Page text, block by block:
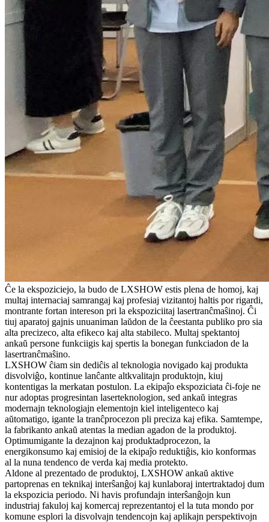
Ĉe la ekspoziciejo, la budo de LXSHOW estis plena de homoj, kaj
multaj internaciaj samrangaj kaj profesiaj vizitantoj haltis por rigardi,
montrante fortan intereson pri la ekspoziciitaj lasertranĉmaŝinoj. Ĉi
tiuj aparatoj gajnis unuaniman laŭdon de la ĉeestanta publiko pro sia
alta precizeco, alta efikeco kaj alta stabileco. Multaj spektantoj
ankaŭ persone funkciigis kaj spertis la bonegan funkciadon de la
lasertranĉmaŝino.
LXSHOW ĉiam sin dediĉis al teknologia novigado kaj produkta
disvolviĝo, kontinue lanĉante altkvalitajn produktojn, kiuj
kontentigas la merkatan postulon. La ekipaĵo ekspoziciata ĉi-foje ne
nur adoptas progresintan laserteknologion, sed ankaŭ integras
modernajn teknologiajn elementojn kiel inteligenteco kaj
aŭtomatigo, igante la tranĉprocezon pli preciza kaj efika. Samtempe,
la fabrikanto ankaŭ atentas la median agadon de la produktoj.
Optimumigante la dezajnon kaj produktadprocezon, la
energikonsumo kaj emisioj de la ekipaĵo reduktiĝis, kio konformas
al la nuna tendenco de verda kaj media protekto.
Aldone al prezentado de produktoj, LXSHOW ankaŭ aktive
partoprenas en teknikaj interŝanĝoj kaj kunlaboraj intertraktadoj dum
la ekspozicia periodo. Ni havis profundajn interŝanĝojn kun
industriaj fakuloj kaj komercaj reprezentantoj el la tuta mondo por
komune esplori la disvolvajn tendencojn kaj aplikajn perspektivojn